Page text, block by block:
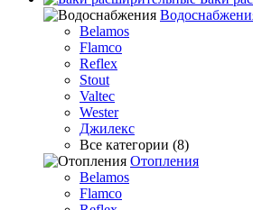
Belamos
Flamco
Reflex
Stout
Valtec
Wester
Джилекс
Все категории (8)
Отопления
Belamos
Flamco